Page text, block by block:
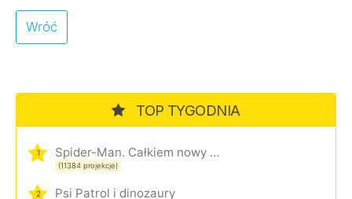
Wróć
TOP TYGODNIA
1 Spider-Man. Całkiem nowy dzień
(11384 projekcje)
2 Psi Patrol i dinozaury